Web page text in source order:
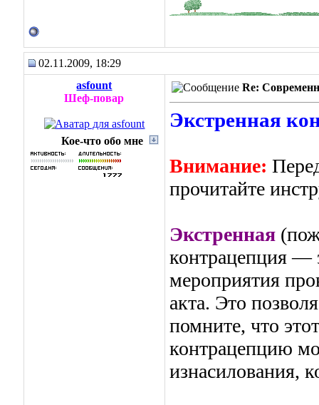
02.11.2009, 18:29
asfount
Шеф-повар
Кое-что обо мне
Re:
Экстренная
Внимание:
прочитайте
Экстренная
контрацепция —
мероприятия
акта. Это
помните, что
контрацепцию
изнасилования,